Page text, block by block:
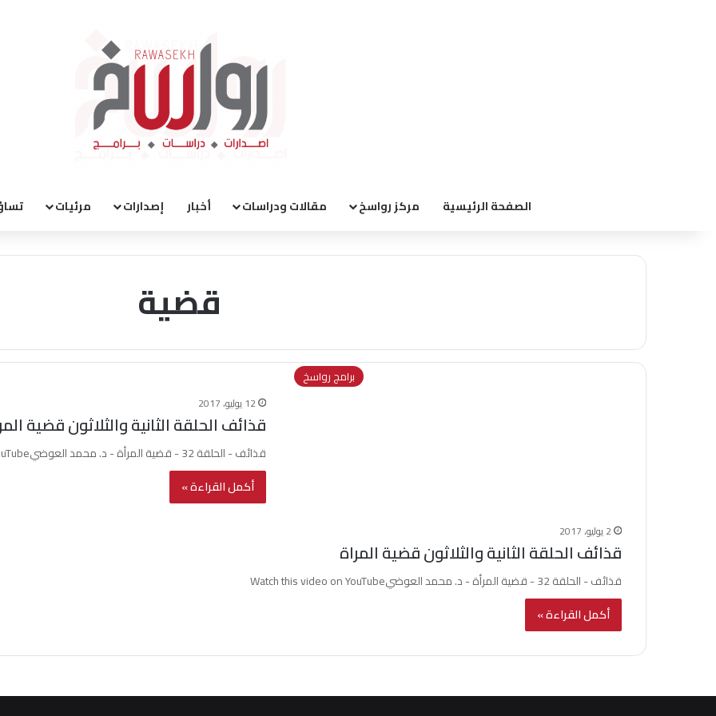
الصفحة الرئيسية مركز رواسخ مقالات ودراسات أخبار إصدارات مرئيات
قضية
برامج رواسخ
12 يوليو، 2017
قذائف الحلقة الثانية والثلاثون قضية
قذائف - الحلقة 32 - قضية المرأة - د. محمد العوضيWatch this video on YouTube
أكمل القراءة »
2 يوليو، 2017
قذائف الحلقة الثانية والثلاثون قضية المراة
قذائف - الحلقة 32 - قضية المرأة - د. محمد العوضيWatch this video on YouTube
أكمل القراءة »